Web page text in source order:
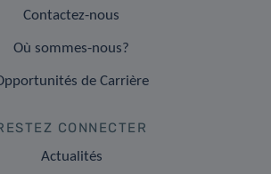
Contactez-nous
Où sommes-nous?
de Carrière
CONNECTER
Actualités